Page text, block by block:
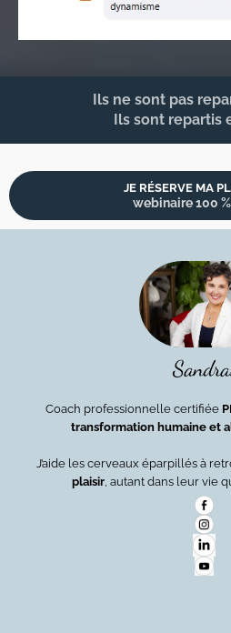
Ils ne sont pas
Ils sont repartis
JE RÉSERVE MA
webinaire 100
Coach professionnelle certifiée
transformation humaine et
J’aide les cerveaux éparpillés à
plaisir , autant dans leur vie